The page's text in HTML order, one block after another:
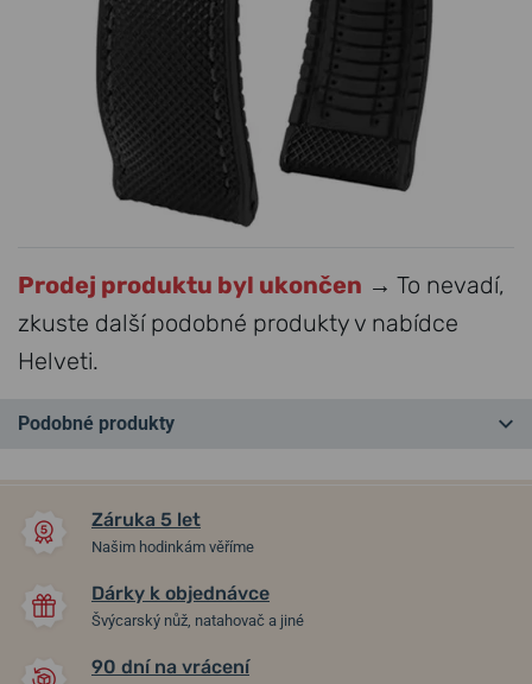
Prodej produktu byl ukončen → To nevadí,
zkuste další podobné produkty v nabídce
Helveti.
Podobné produkty
Záruka 5 let
Našim hodinkám věříme
Dárky k objednávce
Švýcarský nůž, natahovač a jiné
90 dní na vrácení